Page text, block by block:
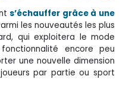
s’échauffer grâce à une
les nouveautés les plus
qui exploitera le mode
encore peu
une nouvelle dimension
par partie ou sport